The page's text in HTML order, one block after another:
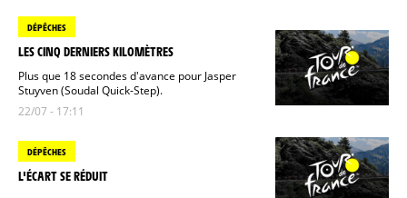
DÉPÊCHES
LES CINQ DERNIERS KILOMÈTRES
Plus que 18 secondes d'avance pour Jasper
Stuyven (Soudal Quick-Step).
22/07 - 17:11
DÉPÊCHES
L'ÉCART SE RÉDUIT